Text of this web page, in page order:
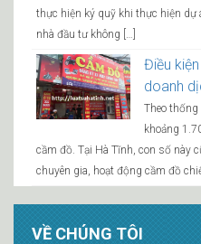
thực hiện ký quỹ khi thực hiện
nhà đầu tư không […]
Điều
doanh
Theo thống
khoảng
cầm đồ. Tại Hà Tĩnh, con số này
chuyên gia, hoạt động cầm đồ
VỀ CHÚNG TÔI